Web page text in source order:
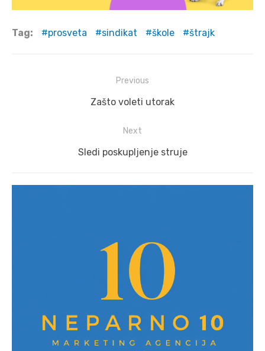
Tag: prosveta sindikat škole štrajk
Previous
Previous
Zašto voleti utorak
Next
Next
Sledi poskupljenje struje